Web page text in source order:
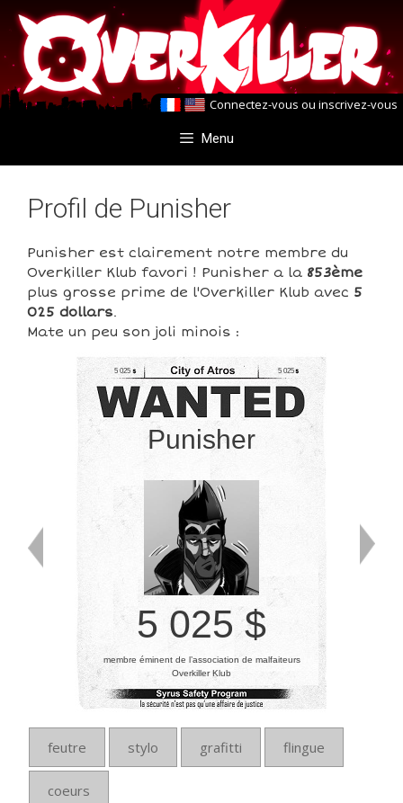
Aller
au
contenu
Aller
au
contenu
Connectez-vous ou inscrivez-vous
Menu
Profil de Punisher
Punisher est clairement notre membre du
Overkiller Klub favori ! Punisher a la 853ème
plus grosse prime de l'Overkiller Klub avec 5
025 dollars.
Mate un peu son joli minois :
5 025
Punisher
5 025
5 025 $
membre éminent de l’association de malfaiteurs
Overkiller Klub
feutre stylo grafitti flingue
coeurs